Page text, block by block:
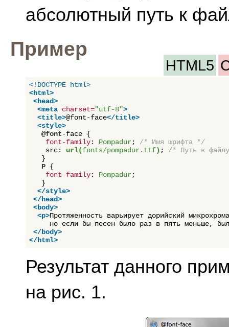
абсолютный путь к
Пример
HTML5
<!DOCTYPE html>
<html>
<head>
<meta charset="utf-8">
<title>@font-face</title>
<style>
   @
font-face {
font-family: Pompadur;
/* Имя шрифта */
src:
url(fonts/pompadur.ttf) ;
/* Путь к
   }
P {
font-family: Pompadur;
   }
</style>
</head>
<body>
<p>Протяженность варьирует дорийский
но если бы песен было раз в пять меньше,
</body>
</html>
Результат данного
на рис. 1.